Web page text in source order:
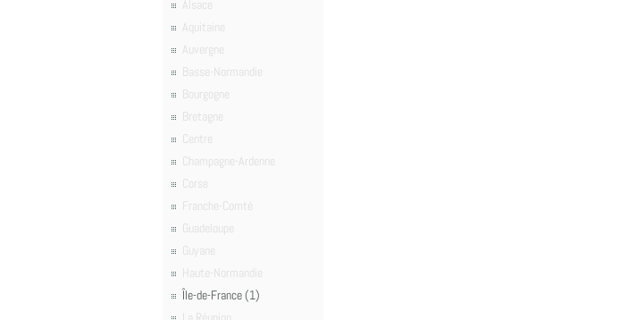
Alsace
Aquitaine
Auvergne
Basse-Normandie
Bourgogne
Bretagne
Centre
Champagne-Ardenne
Corse
Franche-Comté
Guadeloupe
Guyane
Haute-Normandie
Île-de-France (1)